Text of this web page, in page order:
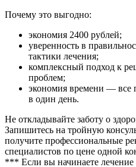
Почему это выгодно:
экономия 2400 рублей;
уверенность в
тактики лечения;
комплексный подход к
проблем;
экономия времени — все
в один день.
Не откладывайте заботу о
Запишитесь на тройную
получите профессиональные
специалистов по цене одной
*** Если вы начинаете лечение